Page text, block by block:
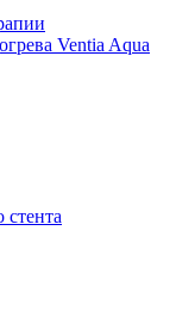
Ventia Aqua